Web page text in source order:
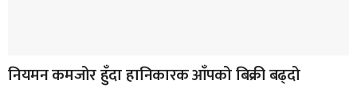
नियमन कमजोर हुँदा हानिकारक आँपको बिक्री बढ्दो